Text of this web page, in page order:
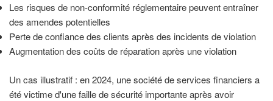
Les risques de non-conformité réglementaire peuvent entraîner
des amendes potentielles
Perte de confiance des clients après des incidents de violation
Augmentation des coûts de réparation après une violation
Un cas illustratif : en 2024, une société de services financiers a
été victime d'une faille de sécurité importante après avoir